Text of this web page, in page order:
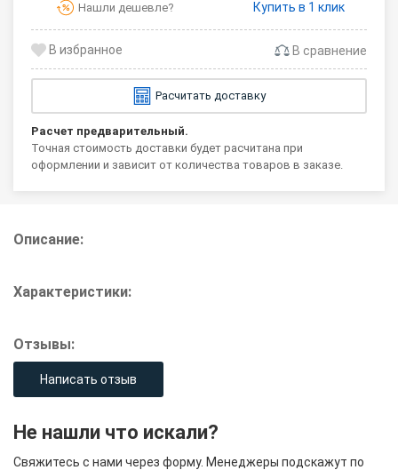
Нашли дешевле? Купить в 1 клик
В сравнение
Расчитать доставку
Расчет предварительный.
Точная стоимость доставки будет расчитана при
оформлении и зависит от количества товаров в заказе.
Описание:
Характеристики:
Отзывы:
Написать отзыв
Не нашли что искали?
Свяжитесь с нами через форму. Менеджеры подскажут по